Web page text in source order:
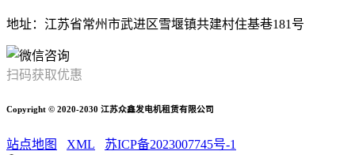
地址：江苏省常州市武进区雪堰镇共建村住基巷181号
扫码获取优惠
Copyright © 2020-2030 江苏众鑫发电机租赁有限公司
站点地图 XML 苏ICP备2023007745号-1